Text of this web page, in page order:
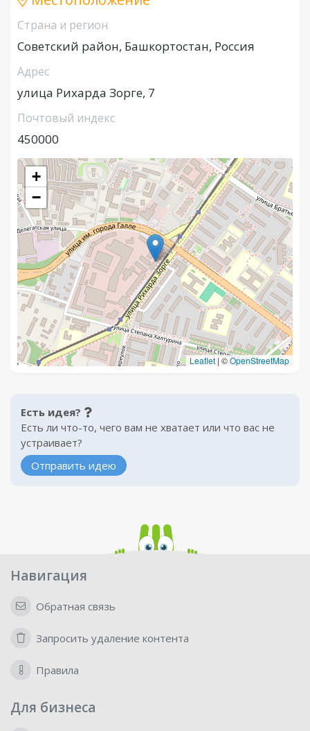
Страна и регион
Советский район, Башкортостан, Россия
Адрес
улица Рихарда Зорге, 7
Почтовый индекс
450000
+
−
Leaflet | ©OpenStreetMap
Есть идея?
Есть ли что-то, чего вам не хватает или что вас не
устраивает?
Отправить идею
Навигация
Обратная связь
Запросить удаление контента
Правила
Для бизнеса